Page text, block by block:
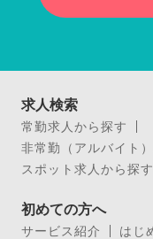
求人検索
常勤求人から探す
非常勤（アルバイト
スポット求人から探す
初めての方へ
サービス紹介
はじ